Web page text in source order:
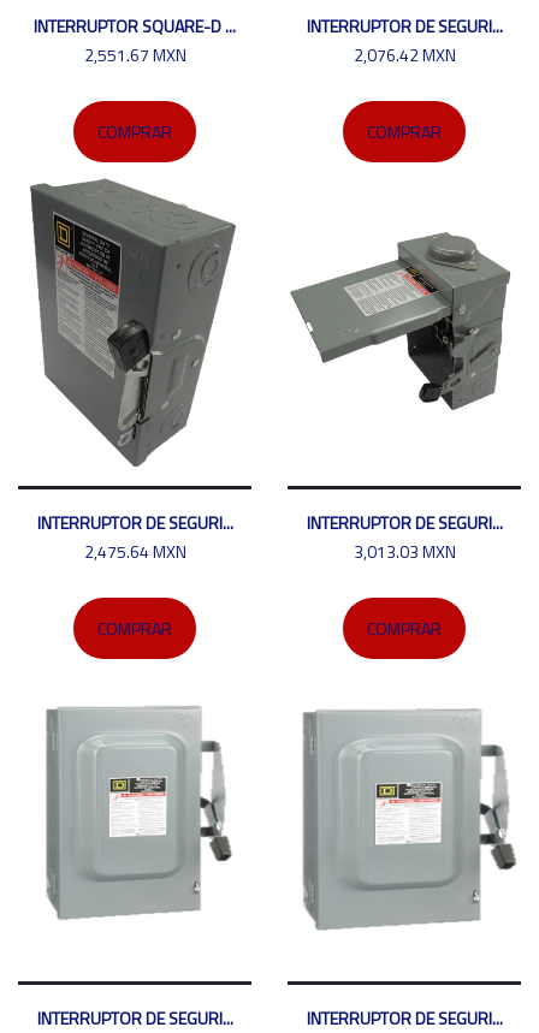
INTERRUPTOR SQUARE-D ...
2,551.67 MXN
COMPRAR
INTERRUPTOR DE SEGURI...
2,076.42 MXN
COMPRAR
INTERRUPTOR DE SEGURI...
2,475.64 MXN
COMPRAR
INTERRUPTOR DE SEGURI...
3,013.03 MXN
COMPRAR
INTERRUPTOR DE SEGURI...
INTERRUPTOR DE SEGURI...